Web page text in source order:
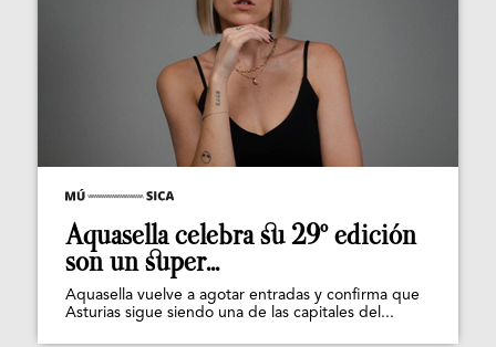
Aquasella celebra su 29º edición
son un super...
Aquasella vuelve a agotar entradas y confirma que
Asturias sigue siendo una de las capitales del...